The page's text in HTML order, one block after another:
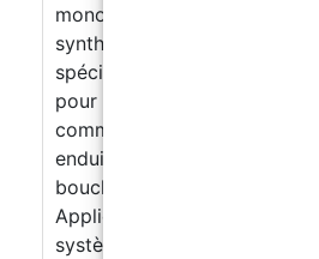
monocomposant formulé
synthétiques et des
spécifiques, en dispersion
pour les supports difficiles
comme la céramique, le
enduits, il agit comme
bouche-pore et pont
Applications principales
systèmes résineux sur